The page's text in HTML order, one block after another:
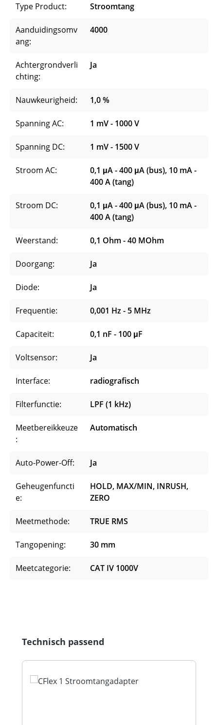
Type Product: Stroomtang
Aanduidingsomv
ang:
4000
Achtergrondverli
chting:
Ja
Nauwkeurigheid: 1,0 %
Spanning AC: 1 mV - 1000 V
Spanning DC: 1 mV - 1500 V
Stroom AC:
0,1 μA - 400 μA (bus), 10 mA -
400 A (tang)
Stroom DC:
0,1 μA - 400 μA (bus), 10 mA -
400 A (tang)
Weerstand: 0,1 Ohm - 40 MOhm
Doorgang: Ja
Diode: Ja
Frequentie: 0,001 Hz - 5 MHz
Capaciteit: 0,1 nF - 100 μF
Voltsensor: Ja
Interface: radiografisch
Filterfunctie: LPF (1 kHz)
Meetbereikkeuze
:
Automatisch
Auto-Power-Off: Ja
Geheugenfuncti
e:
HOLD, MAX/MIN, INRUSH,
ZERO
Meetmethode: TRUE RMS
Tangopening: 30 mm
Meetcategorie: CAT IV 1000V
Productgalerij overslaan
Technisch passend